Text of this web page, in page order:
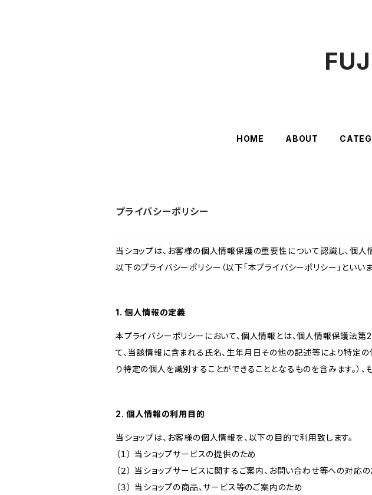
HOME ABOUT
プライバシーポリシー
当ショップは、お客様の個人情報保護の重要性について認識し、個人
以下のプライバシーポリシー（以下「本プライバシーポリシー」といい
1. 個人情報の定義
本プライバシーポリシーにおいて、個人情報とは、個人情報保護法
て、当該情報に含まれる氏名、生年月日その他の記述等により特定
り特定の個人を識別することができることとなるものを含みます。）
2. 個人情報の利用目的
当ショップは、お客様の個人情報を、以下の目的で利用致します。
（１） 当ショップサービスの提供のため
（２） 当ショップサービスに関するご案内、お問い合わせ等への対応の
（３） 当ショップの商品、サービス等のご案内のため